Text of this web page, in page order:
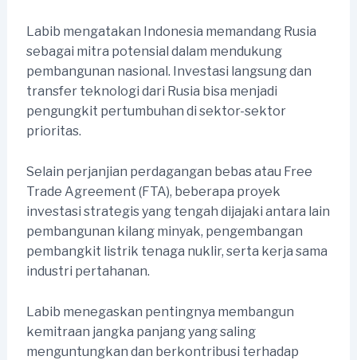
Labib mengatakan Indonesia memandang Rusia
sebagai mitra potensial dalam mendukung
pembangunan nasional. Investasi langsung dan
transfer teknologi dari Rusia bisa menjadi
pengungkit pertumbuhan di sektor-sektor
prioritas.
Selain perjanjian perdagangan bebas atau Free
Trade Agreement (FTA), beberapa proyek
investasi strategis yang tengah dijajaki antara lain
pembangunan kilang minyak, pengembangan
pembangkit listrik tenaga nuklir, serta kerja sama
industri pertahanan.
Labib menegaskan pentingnya membangun
kemitraan jangka panjang yang saling
menguntungkan dan berkontribusi terhadap